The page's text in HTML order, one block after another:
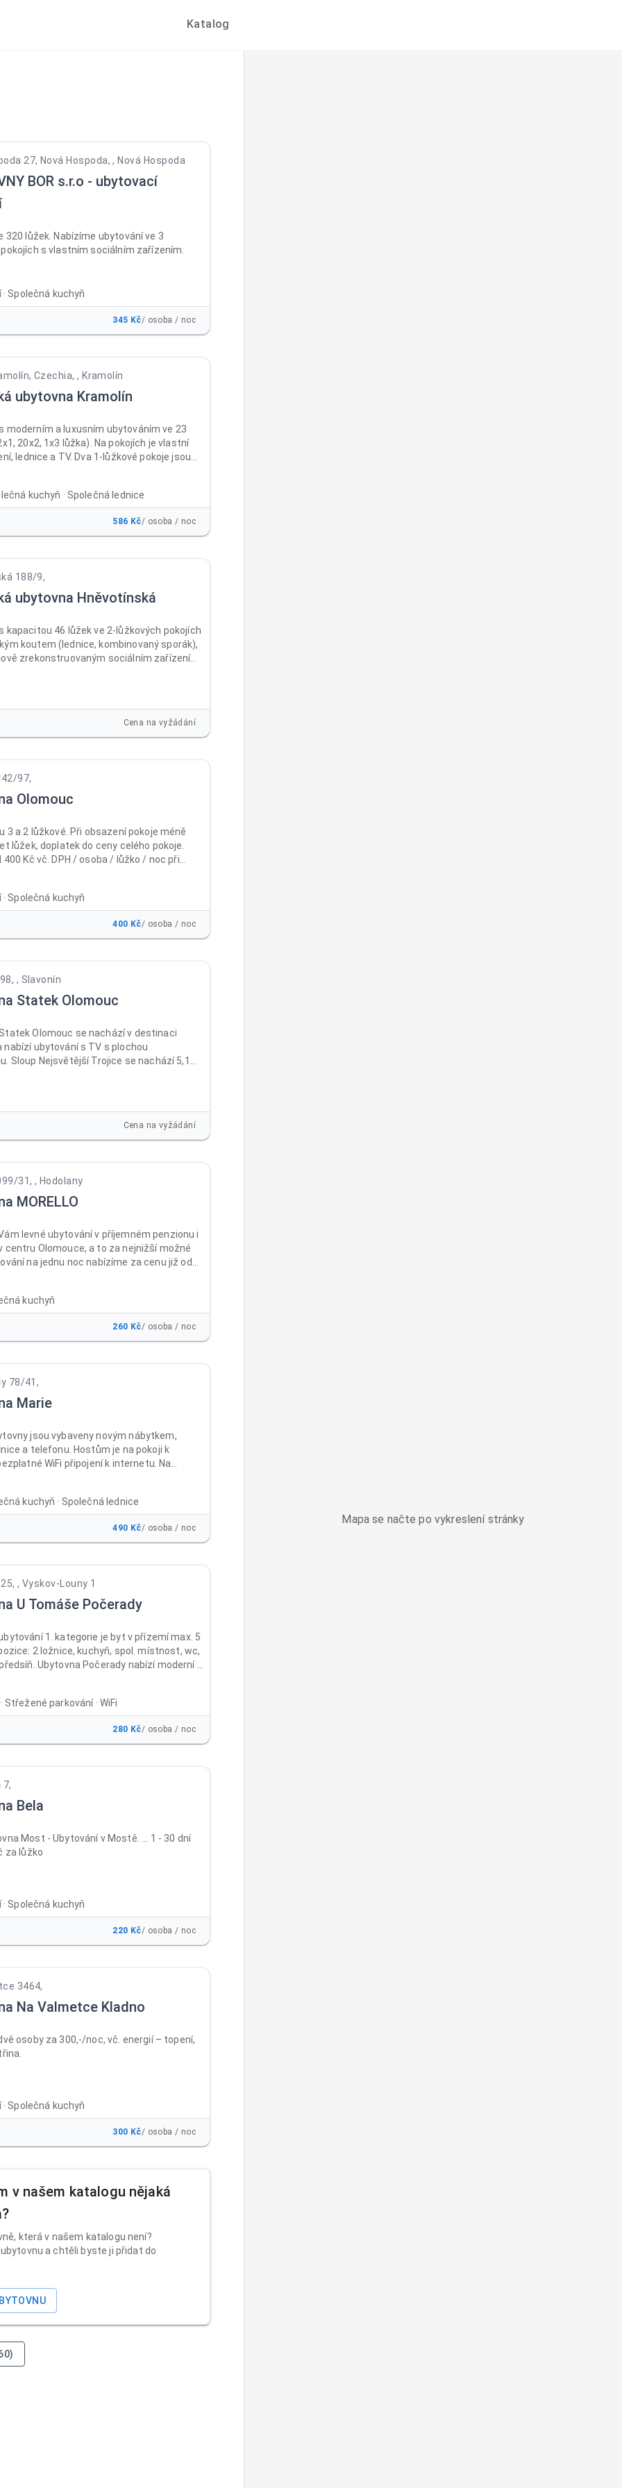
Katalog
27, Nová Hospoda, , Nová Hospoda
BOR s.r.o - ubytovací
320 lůžek. Nabízíme ubytování ve 3
pokojích s vlastním sociálním zařízením.
· Společná kuchyň
345 Kč/ osoba / noc
Czechia, , Kramolín
ubytovna Kramolín
moderním a luxusním ubytováním ve 23
20x2, 1x3 lůžka). Na pokojích je vlastní
lednice a TV. Dva 1-lůžkové pokoje jsou
kol, prádelna, společná kuchyň,
na grilování a zahradní párty. Ubytovna je
celý rok.
kuchyň · Společná lednice
586 Kč/ osoba / noc
188/9,
ubytovna Hněvotínská
kapacitou 46 lůžek ve 2-lůžkových pokojích
koutem (lednice, kombinovaný sporák),
zrekonstruovaným sociálním zařízením
Na pokojích je povlečení, ručníky a
Cena na vyžádání
97,
Olomouc
3 a 2 lůžkové. Při obsazení pokoje méně
lůžek, doplatek do ceny celého pokoje.
400 Kč vč. DPH / osoba / lůžko / noc při
/ noc 15 - 30 nocí 450 Kč / osoba / lůžko
Cena již obsahuje poplatek městu 21Kč/noc
· Společná kuchyň
400 Kč/ osoba / noc
, Slavonín
Statek Olomouc
Olomouc se nachází v destinaci
nabízí ubytování s TV s plochou
Sloup Nejsvětější Trojice se nachází 5,1
soukromé parkoviště.
Cena na vyžádání
31, , Hodolany
MORELLO
levné ubytování v příjemném penzionu i
centru Olomouce, a to za nejnižší možné
na jednu noc nabízíme za cenu již od
téměř v centru města Olomouc, a to
Holého, naproti prodejně Baumax
klidné ubytování ve 2-3lůžkových
kuchyň
260 Kč/ osoba / noc
78/41,
Marie
jsou vybaveny novým nábytkem,
a telefonu. Hostům je na pokoji k
WiFi připojení k internetu. Na
místnost s velkoplošnou televizí, sprchy,
mikrovlnných troubách nebo na sporácích
den. Mimo kuřárny na balkonech je celá
Ubytováváme od 14:00, jinak předchozí
kuchyň · Společná lednice
490 Kč/ osoba / noc
, Vyskov-Louny 1
U Tomáše Počerady
1. kategorie je byt v přízemí max. 5
2 ložnice, kuchyň, spol. místnost, wc,
Ubytovna Počerady nabízí moderní a
a ušetřit čas i peníze za dojíždění.
vybavením, na rozhraní okresů Most
(15km).
Střežené parkování · WiFi
280 Kč/ osoba / noc
Bela
Most - Ubytování v Mostě. ... 1 - 30 dní
za lůžko
· Společná kuchyň
220 Kč/ osoba / noc
3464,
Na Valmetce Kladno
osoby za 300,-/noc, vč. energií – topení,
· Společná kuchyň
300 Kč/ osoba / noc
v našem katalogu nějaká
která v našem katalogu není?
a chtěli byste ji přidat do
Mapa se načte po vykreslení stránky